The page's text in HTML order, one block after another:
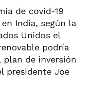
de covid-19
India, según la
Unidos el
podría
plan de inversión
presidente Joe